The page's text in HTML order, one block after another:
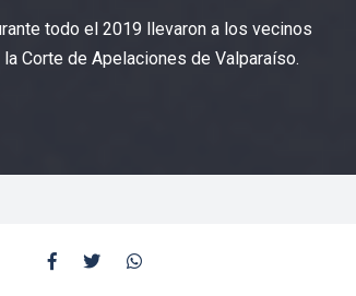
todo el 2019 llevaron a los vecinos
Corte de Apelaciones de Valparaíso.